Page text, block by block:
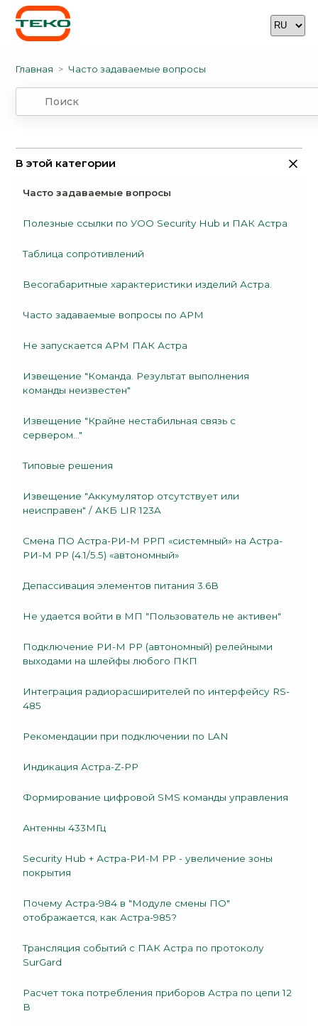
Главная Часто задаваемые вопросы
В этой категории
Часто задаваемые вопросы
Полезные ссылки по УОО Security Hub и ПАК Астра
Таблица сопротивлений
Весогабаритные характеристики изделий Астра.
Часто задаваемые вопросы по АРМ
Не запускается АРМ ПАК Астра
Извещение "Команда. Результат выполнения
команды неизвестен"
Извещение "Крайне нестабильная связь с
сервером..."
Типовые решения
Извещение "Аккумулятор отсутствует или
неисправен" / АКБ LIR 123A
Смена ПО Астра-РИ-М РРП «системный» на Астра-
РИ-М РР (4.1/5.5) «автономный»
Депассивация элементов питания 3.6В
Не удается войти в МП "Пользователь не активен"
Подключение РИ-М РР (автономный) релейными
выходами на шлейфы любого ПКП
Интеграция радиорасширителей по интерфейсу RS-
485
Рекомендации при подключении по LAN
Индикация Астра-Z-PP
Формирование цифровой SMS команды управления
Антенны 433МГц
Security Hub + Астра-РИ-М РР - увеличение зоны
покрытия
Почему Астра-984 в "Модуле смены ПО"
отображается, как Астра-985?
Трансляция событий с ПАК Астра по протоколу
SurGard
Расчет тока потребления приборов Астра по цепи 12
В